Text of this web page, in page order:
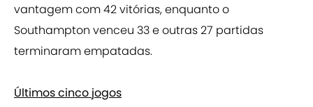
vantagem com 42 vitórias, enquanto o
Southampton venceu 33 e outras 27 partidas
terminaram empatadas.
Últimos cinco jogos